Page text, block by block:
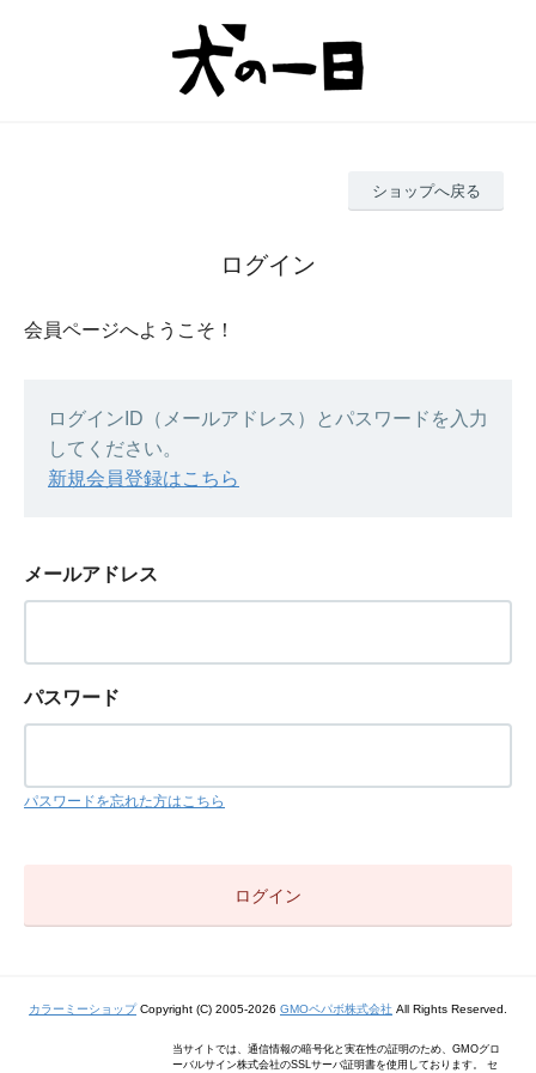
ショップへ戻る
ログイン
会員ページへようこそ！
ログインID（メールアドレス）とパスワードを入力
してください。
新規会員登録はこちら
メールアドレス
パスワード
パスワードを忘れた方はこちら
カラーミーショップCopyright (C) 2005-2026 GMOペパボ株式会社 All Rights Reserved.
当サイトでは、通信情報の暗号化と実在性の証明のため、GMOグロ
ーバルサイン株式会社のSSLサーバ証明書を使用しております。 セ